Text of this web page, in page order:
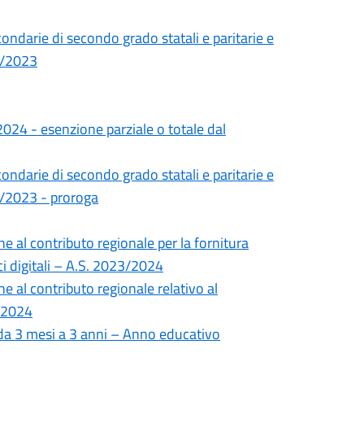
di secondo grado statali e paritarie e
2023
- esenzione parziale o totale dal
di secondo grado statali e paritarie e
- proroga
al contributo regionale per la fornitura
digitali – A.S. 2023/2024
al contributo regionale relativo al
3 mesi a 3 anni – Anno educativo